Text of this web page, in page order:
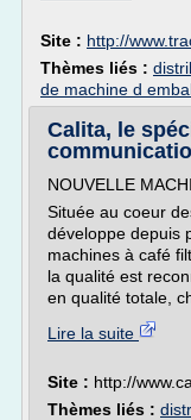
Site : http://
Thèmes liés :
de machine d
Calita, le
NOUVELLE
Située au coeur
développe depuis
machines à café
la qualité est
en qualité totale,
Lire la suite
Site : http://
Thèmes liés :